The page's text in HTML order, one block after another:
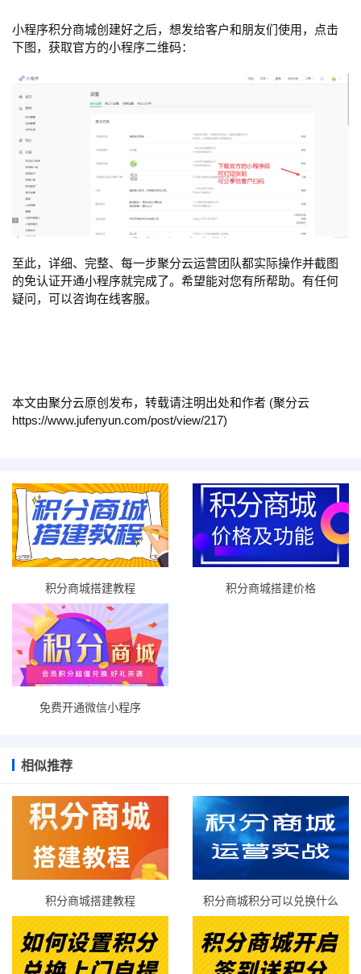
小程序积分商城创建好之后，想发给客户和朋友们使用，点击
下图，获取官方的小程序二维码：
至此，详细、完整、每一步聚分云运营团队都实际操作并截图
的免认证开通小程序就完成了。希望能对您有所帮助。有任何
疑问，可以咨询在线客服。
本文由聚分云原创发布，转载请注明出处和作者 (聚分云
https://www.jufenyun.com/post/view/217)
积分商城搭建教程 积分商城搭建价格
免费开通微信小程序
相似推荐
积分商城搭建教程 积分商城积分可以兑换什么